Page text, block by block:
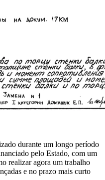
durante um longo período
pelo Estado, com um
realizar agora um trabalho
e no prazo mais curto